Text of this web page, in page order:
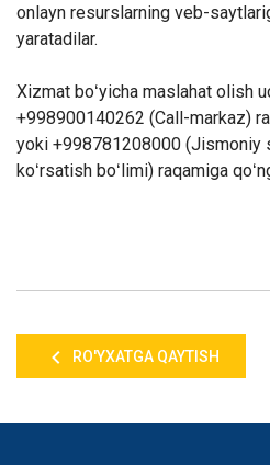
onlayn resurslarning veb-
yaratadilar.
Xizmat boʻyicha maslahat olish
+998900140262 (Call-markaz)
yoki +998781208000 (Jismoniy
koʻrsatish boʻlimi) raqamiga
RO'YXATGA QAYTISH